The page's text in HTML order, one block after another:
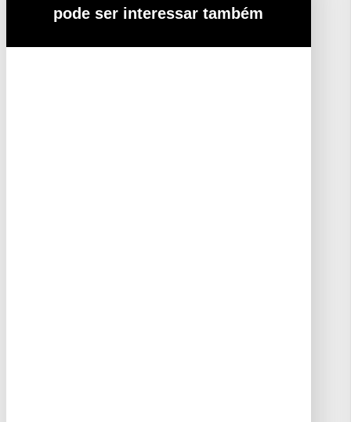
pode ser interessar também